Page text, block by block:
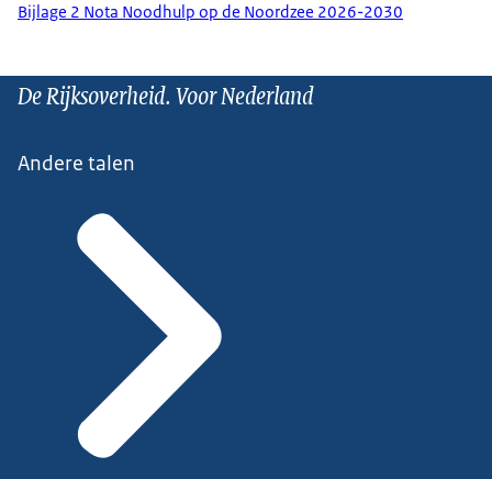
Bijlage 2 Nota Noodhulp op de Noordzee 2026-2030
De Rijksoverheid. Voor Nederland
Andere talen